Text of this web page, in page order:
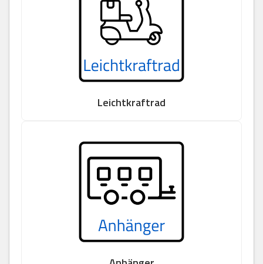
Leichtkraftrad